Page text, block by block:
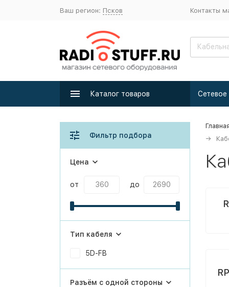
Ваш регион: Псков Контакты
Каталог товаров
Фильтр подбора
Цена
от до
Тип кабеля
5D-FB
Разъём с одной стороны